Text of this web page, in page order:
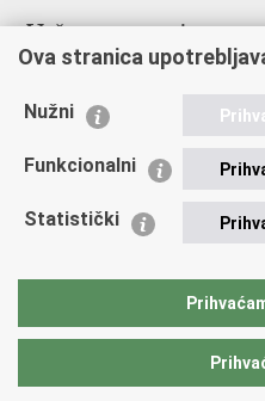
Važne poveznice
Ministarstvo unutarnjih poslova
Udruge
Policijska akademija
Zaklada policijske solidarnosti
Vučetić"
Ova stranica
Nužni
Funkcionalni
Statistički